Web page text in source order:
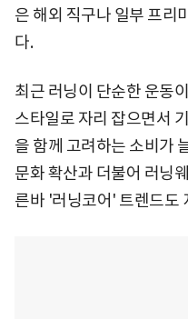
은 해외 직구나 일부 프리
다.
최근 러닝이 단순한 운동
스타일로 자리 잡으면서
을 함께 고려하는 소비가
문화 확산과 더불어 러닝
른바 '러닝코어' 트렌드도